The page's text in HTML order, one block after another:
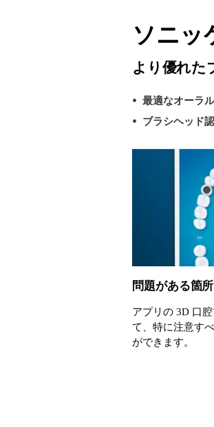
ソニッ
より優れた
最適なオーラ
ブラシヘッド
問題がある箇
アプリの 3D 口
て、特に注意す
ができます。